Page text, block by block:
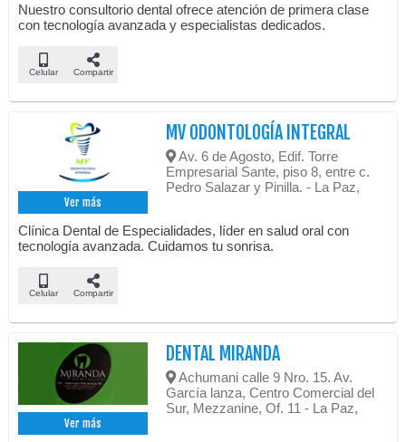
Nuestro consultorio dental ofrece atención de primera clase
con tecnología avanzada y especialistas dedicados.
Celular Compartir
Ver más
MV ODONTOLOGÍA INTEGRAL
Av. 6 de Agosto, Edif. Torre
Empresarial Sante, piso 8, entre c.
Pedro Salazar y Pinilla. - La Paz,
Clínica Dental de Especialidades, líder en salud oral con
tecnología avanzada. Cuidamos tu sonrisa.
Celular Compartir
Ver más
DENTAL MIRANDA
Achumani calle 9 Nro. 15. Av.
García lanza, Centro Comercial del
Sur, Mezzanine, Of. 11 - La Paz,